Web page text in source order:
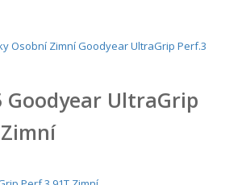
Osobní ZimníGoodyearUltraGrip Perf.3
Goodyear UltraGrip